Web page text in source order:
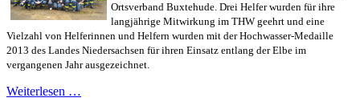
Ortsverband Buxtehude. Drei Helfer wurden für ihre
langjährige Mitwirkung im THW geehrt und eine
Vielzahl von Helferinnen und Helfern wurden mit der Hochwasser-Medaille
2013 des Landes Niedersachsen für ihren Einsatz entlang der Elbe im
vergangenen Jahr ausgezeichnet.
Weiterlesen …